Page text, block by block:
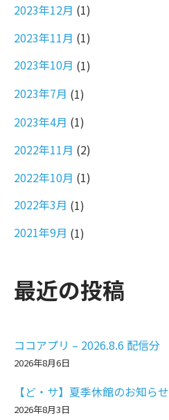
2023年12月 (1)
2023年11月 (1)
2023年10月 (1)
2023年7月 (1)
2023年4月 (1)
2022年11月 (2)
2022年10月 (1)
2022年3月 (1)
2021年9月 (1)
最近の投稿
ココアプリ – 2026.8.6 配信分
2026年8月6日
【ど・サ】夏季休館のお知らせ
2026年8月3日